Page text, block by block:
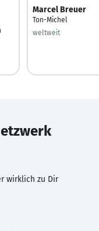
Marcel Breuer
Ton-Michel
weltweit
wirklich zu Dir